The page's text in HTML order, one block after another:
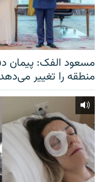
مسعود الفک: پیمان
منطقه را تغییر می‌دهد